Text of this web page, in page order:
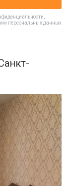
персональных данных